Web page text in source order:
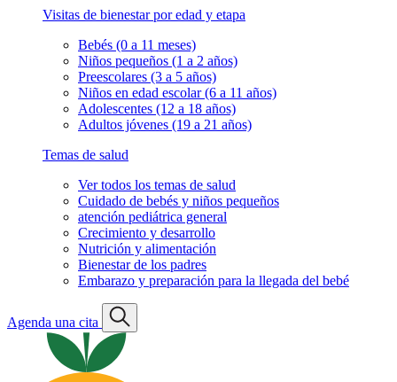
Visitas de bienestar por edad y etapa
Bebés (0 a 11 meses)
Niños pequeños (1 a 2 años)
Preescolares (3 a 5 años)
Niños en edad escolar (6 a 11 años)
Adolescentes (12 a 18 años)
Adultos jóvenes (19 a 21 años)
Temas de salud
Ver todos los temas de salud
Cuidado de bebés y niños pequeños
atención pediátrica general
Crecimiento y desarrollo
Nutrición y alimentación
Bienestar de los padres
Embarazo y preparación para la llegada del bebé
Agenda una cita